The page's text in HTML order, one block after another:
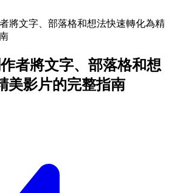
將文字、部落格和想法快速轉化為精
者將文字、部落格和想
美影片的完整指南